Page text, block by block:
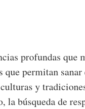
profundas que
permitan
y
búsqueda de